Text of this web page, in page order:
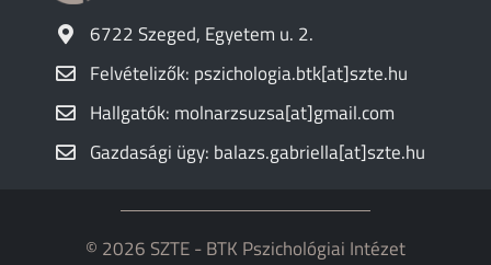
6722 Szeged, Egyetem u. 2.
Felvételizők: pszichologia.btk[at]szte.hu
Hallgatók: molnarzsuzsa[at]gmail.com
Gazdasági ügy: balazs.gabriella[at]szte.hu
© 2026 SZTE - BTK Pszichológiai Intézet